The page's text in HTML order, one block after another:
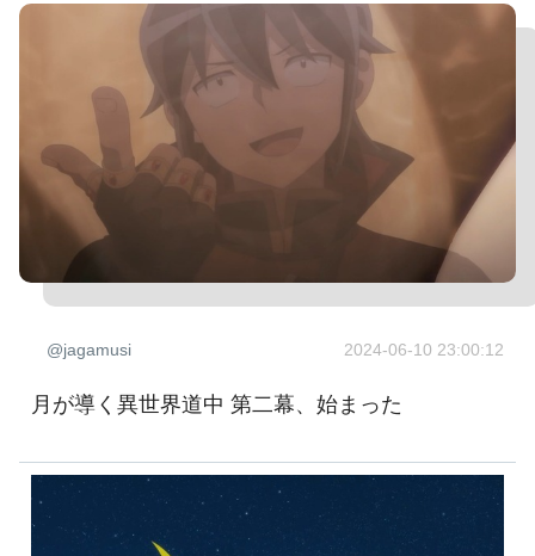
@jagamusi 2024-06-10 23:00:12
月が導く異世界道中 第二幕、始まった